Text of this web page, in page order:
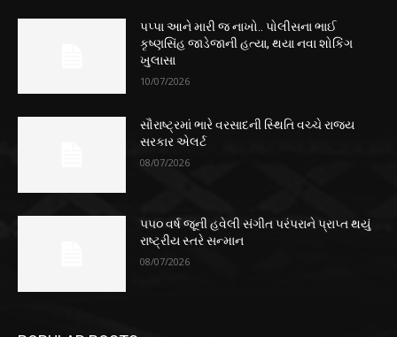
પપ્પા આને મારી જ નાખો.. પોલીસના ભાઈ
કૃષ્ણસિંહ જાડેજાની હત્યા, થયા નવા શોકિંગ
ખુલાસા
10/07/2026
સૌરાષ્ટ્રમાં ભારે વરસાદની સ્થિતિ વચ્ચે રાજ્ય
સરકાર એલર્ટ
08/07/2026
૫૫૦ વર્ષ જૂની હવેલી સંગીત પરંપરાને પ્રાપ્ત થયું
રાષ્ટ્રીય સ્તરે સન્માન
08/07/2026